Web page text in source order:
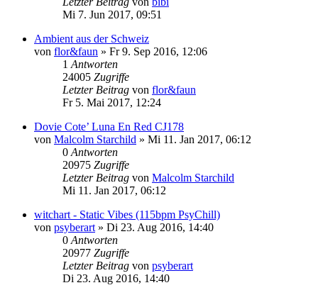
Mi 7. Jun 2017, 09:51
Ambient aus der Schweiz
von flor&faun » Fr 9. Sep 2016, 12:06
1 Antworten
24005 Zugriffe
Letzter Beitrag von flor&faun
Fr 5. Mai 2017, 12:24
Dovie Cote’ Luna En Red CJ178
von Malcolm Starchild » Mi 11. Jan 2017, 06:12
0 Antworten
20975 Zugriffe
Letzter Beitrag von Malcolm Starchild
Mi 11. Jan 2017, 06:12
witchart - Static Vibes (115bpm PsyChill)
von psyberart » Di 23. Aug 2016, 14:40
0 Antworten
20977 Zugriffe
Letzter Beitrag von psyberart
Di 23. Aug 2016, 14:40